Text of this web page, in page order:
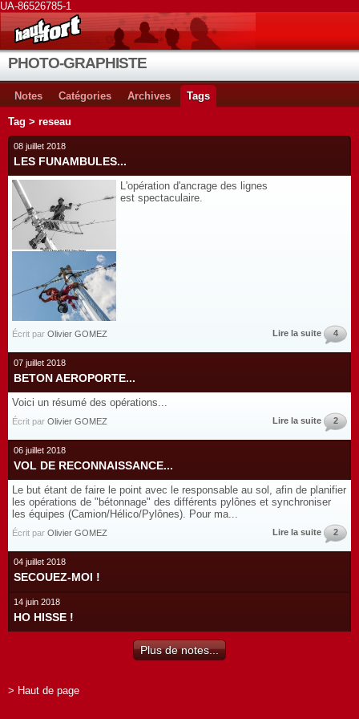
UA-86526785-1
PHOTO-GRAPHISTE
Notes Catégories Archives Tags
Tag > reseau
08 juillet 2018
LES FUNAMBULES...
L'opération d'ancrage des lignes
est spectaculaire.
Écrit par Olivier GOMEZ Lire la suite 4
07 juillet 2018
BETON AEROPORTE...
Voici un résumé des opérations...
Écrit par Olivier GOMEZ Lire la suite 2
06 juillet 2018
VOL DE RECONNAISSANCE...
Le but étant de faire le point avec le responsable au sol, afin de planifier
les opérations de "bétonnage" des différents pylônes et synchroniser
les équipes (Camion/Hélico/Pylônes). Pour ma...
Écrit par Olivier GOMEZ Lire la suite 2
04 juillet 2018
SECOUEZ-MOI !
14 juin 2018
HO HISSE !
Plus de notes...
> Haut de page